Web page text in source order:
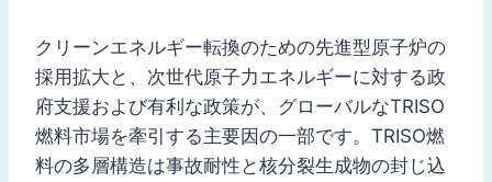
クリーンエネルギー転換のための先進型原子炉の
採用拡大と、次世代原子力エネルギーに対する政
府支援および有利な政策が、グローバルなTRISO
燃料市場を牽引する主要因の一部です。TRISO燃
料の多層構造は事故耐性と核分裂生成物の封じ込